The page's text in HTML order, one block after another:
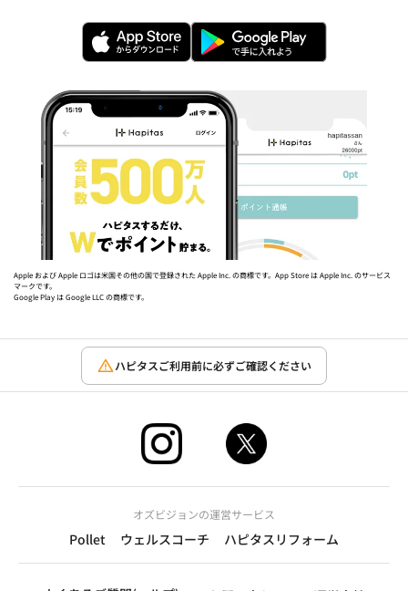
Apple および Apple ロゴは米国その他の国で登録された Apple Inc. の商標です。App Store は Apple Inc. のサービス
マークです。
Google Play は Google LLC の商標です。
ハピタスご利用前に必ずご確認ください
オズビジョンの運営サービス
Pollet ウェルスコーチ ハピタスリフォーム